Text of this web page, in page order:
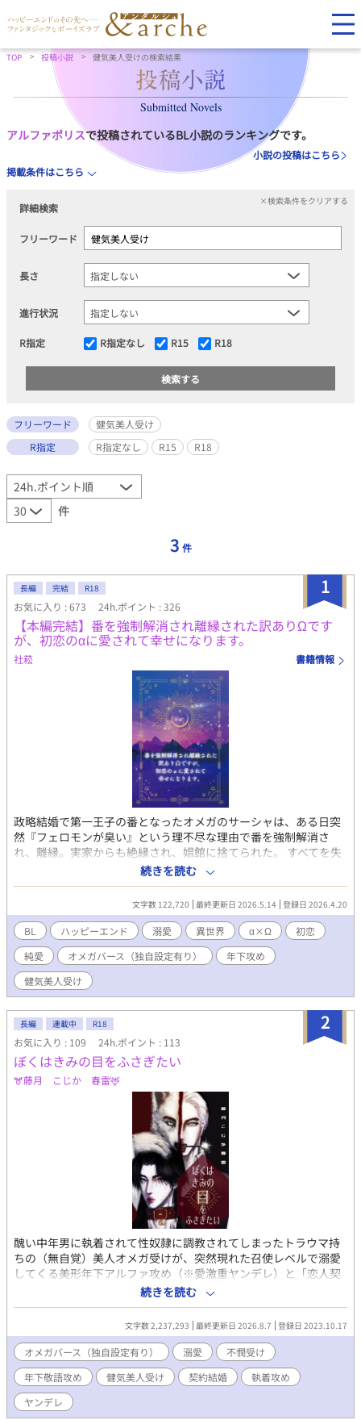
TOP 投稿小説 健気美人受けの検索結果
Submitted Novels
アルファポリスで投稿されているBL小説のランキングです。
小説の投稿はこちら
掲載条件はこちら
詳細検索
×検索条件をクリアする
フリーワード
長さ
進行状況
R指定 R指定なし R15 R18
フリーワード
健気美人受け
R指定
R指定なし R15 R18
件
3 件
1
長編 完結 R18
お気に入り : 673 24h.ポイント : 326
【本編完結】番を強制解消され離縁された訳ありΩです
が、初恋のαに愛されて幸せになります。
社菘 書籍情報
政略結婚で第一王子の番となったオメガのサーシャは、ある日突
然『フェロモンが臭い』という理不尽な理由で番を強制解消さ
れ、離縁。実家からも絶縁され、娼館に捨てられた。 すべてを失
った彼は娼館で働きながら新たな人生を歩み始めるが、そこでか
つて想い合っていた初恋のアルファ・ヴィラードと再会する。 し
かし番を解消された代償として、サーシャの身体は他者を拒絶す
るようになっていて――。 それでも互いを想い続ける二人は、共
に生きる道を探し始める。 ※オメガバース特殊設定あり ※性描写
がある話数には『＊』をつけています ✧毎日8時＋19時更新予定
✧ ✧ブクマ・各話いいね・感想など作者大歓喜します✧
続きを読む
文字数 122,720 最終更新日 2026.5.14 登録日 2026.4.20
BL ハッピーエンド 溺愛 異世界 α×Ω
初恋
純愛
オメガバース（独自設定有り）
年下攻め
健気美人受け
2
長編 連載中 R18
お気に入り : 109 24h.ポイント : 113
ぼくはきみの目をふさぎたい
🫎藤月 こじか 春雷🦌
醜い中年男に執着されて性奴隷に調教されてしまったトラウマ持
ちの（無自覚）美人オメガ受けが、突然現れた召使レベルで溺愛
してくる美形年下アルファ攻め（※愛激重ヤンデレ）と「恋人契
約」を結び、地獄から天国くらい180度変わった環境でとにかく
結婚を迫られて（ひとまず）「婚姻契約」を結ぶ、改変オメガバ
ースBL。 主に敬語の癇癪もち執着ドＳ作家アルファ×健気儚げ、
でも芯強めで実はプライド高め、理屈っぽい卑屈ドＭオメガ（※
ド天然） ※受けも病んでるのでたまにヤンデレ化。 ※攻めは獣人
化要素あり（狼、人狼、人間）。 ※今後攻め×受けで主従プレイ
（SMプレイ）も含まれそう。 【あらすじ】 「私と一週間の〝恋
人契約〟を結んでください。」 オメガ男性、27歳のユンファ（受
け）は「性奴隷契約」を交わしたケグリが経営する店で日夜働
続きを読む
文字数 2,237,293 最終更新日 2026.8.7 登録日 2023.10.17
オメガバース（独自設定有り） 溺愛
不憫受け
年下敬語攻め
健気美人受け 契約結婚
執着攻め
ヤンデレ